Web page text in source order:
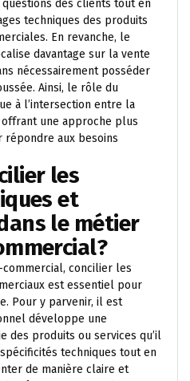
des clients tout en
techniques des produits
En revanche, le
davantage sur la vente
nécessairement posséder
Ainsi, le rôle du
à l’intersection entre la
une approche plus
aux besoins
les
et
le métier
concilier les
est essentiel pour
Pour y parvenir, il est
développe une
des produits ou services qu’il
techniques tout en
de manière claire et